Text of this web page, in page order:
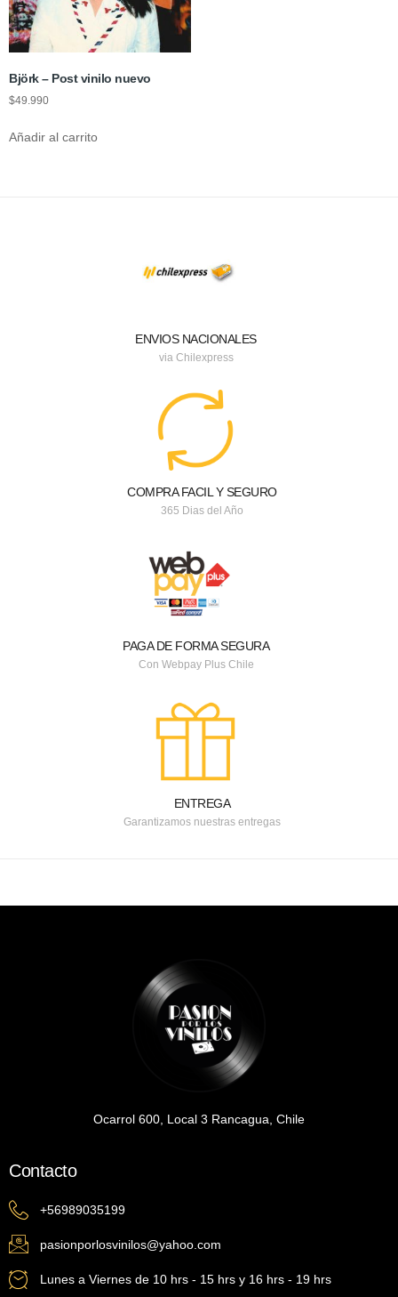
Björk – Post vinilo nuevo
$49.990
Añadir al carrito
ENVIOS NACIONALES
via Chilexpress
COMPRA FACIL Y SEGURO
365 Dias del Año
PAGA DE FORMA SEGURA
Con Webpay Plus Chile
ENTREGA
Garantizamos nuestras entregas
Ocarrol 600, Local 3 Rancagua, Chile
Contacto
+56989035199
pasionporlosvinilos@yahoo.com
Lunes a Viernes de 10 hrs - 15 hrs y 16 hrs - 19 hrs